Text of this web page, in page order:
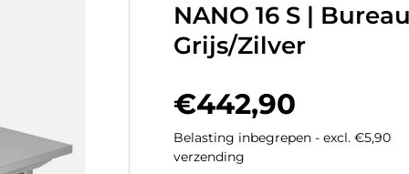
NANO 16 S |
Grijs/Zilver
Reguliere prijs
€442,90
Belasting inbegrepen - excl. €5,90
verzending